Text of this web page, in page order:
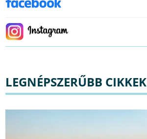
LEGNÉPSZERŰBB CIKKEK